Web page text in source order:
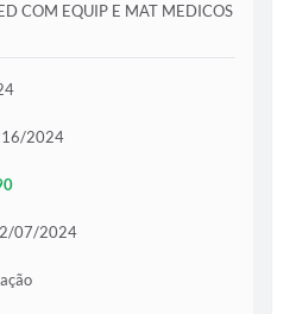
COM EQUIP E MAT MEDICOS
2024
07/2024